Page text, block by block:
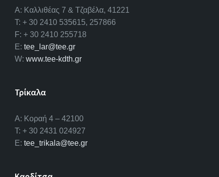
A: Καλλιθέας 7 & Τζαβέλα, 41221
T: + 30 2410 535615, 257866
F: + 30 2410 255718
E: tee_lar@tee.gr
W: www.tee-kdth.gr
Τρίκαλα
Α: Κοραή 4 – 42100
T: + 30 2431 024927
E: tee_trikala@tee.gr